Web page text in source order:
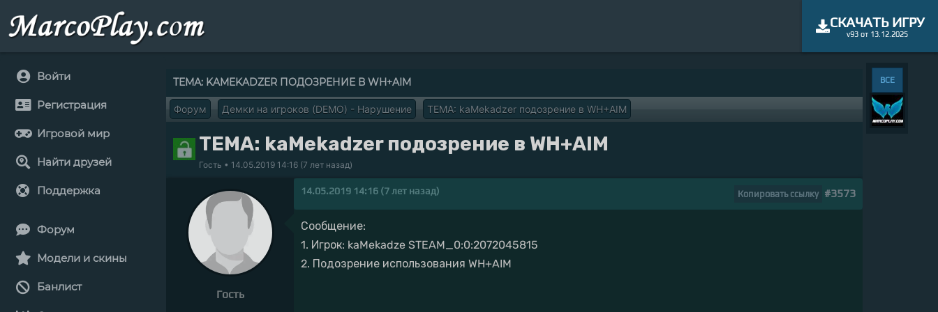
СКАЧАТЬ ИГРУ
v93 от 13.12.2025
Войти
Регистрация
Игровой мир
Найти друзей
Поддержка
Форум
Модели и скины
Банлист
ТЕМА: KAMEKADZER ПОДОЗРЕНИЕ В WH+AIM
Форум Демки на игроков (DEMO) - Нарушение ТЕМА: kaMekadzer подозрение в WH+AIM
ТЕМА: kaMekadzer подозрение в WH+AIM
Гость • 14.05.2019 14:16 (7 лет назад)
Гость
14.05.2019 14:16 (7 лет назад) Копировать ссылку #3573
Сообщение:
1. Игрок: kaMekadze STEAM_0:0:2072045815
2. Подозрение использования WH+AIM
ВСЕ